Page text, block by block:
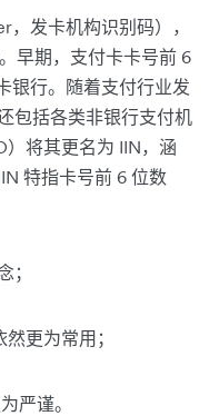
发卡机构识别码），
早期，支付卡卡号前 6
银行。随着支付行业发
包括各类非银行支付机
将其更名为 IIN，涵
特指卡号前 6 位数
；
更为常用；
严谨。